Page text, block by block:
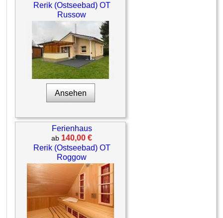
Rerik (Ostseebad) OT
Russow
Ansehen
Ferienhaus
ab 140,00 €
Rerik (Ostseebad) OT
Roggow